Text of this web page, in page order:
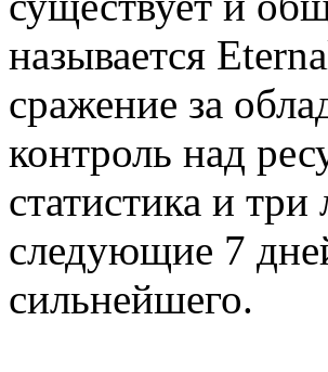
называется
сражение за
контроль над
статистика и
следующие 7
сильнейшего.